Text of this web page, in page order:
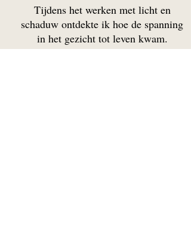
Tijdens het werken met licht en
schaduw ontdekte ik hoe de spanning
in het gezicht tot leven kwam.
De ruwe textuur, de contrasten en het